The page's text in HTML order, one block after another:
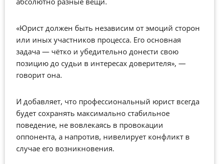
«Юрист должен быть независим от эмоций сторон
или иных участников процесса. Его основная
задача — чётко и убедительно донести свою
позицию до судьи в интересах доверителя», —
говорит она.
И добавляет, что профессиональный юрист всегда
будет сохранять максимально стабильное
поведение, не вовлекаясь в провокации
оппонента, а напротив, нивелирует конфликт в
случае его возникновения.